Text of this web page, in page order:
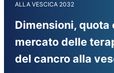
ALLA VESCICA 2032
Dimensioni, quota
mercato delle
del cancro alla